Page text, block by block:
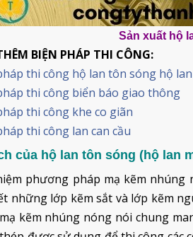
Sản xuất hộ
BIỆN PHÁP THI CÔNG:
thi công hộ lan tôn sóng hộ
thi công biển báo giao thông
thi công khe co giãn
thi công lan can cầu
của hộ lan tôn sóng (hộ lan
phương pháp mạ kẽm
những lớp kẽm sắt và lớp kẽm
kẽm nhúng nóng nói chung